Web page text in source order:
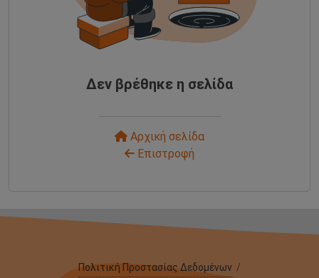
Δεν βρέθηκε η σελίδα
Αρχική σελίδα
Επιστροφή
Πολιτική Προστασίας Δεδομένων /